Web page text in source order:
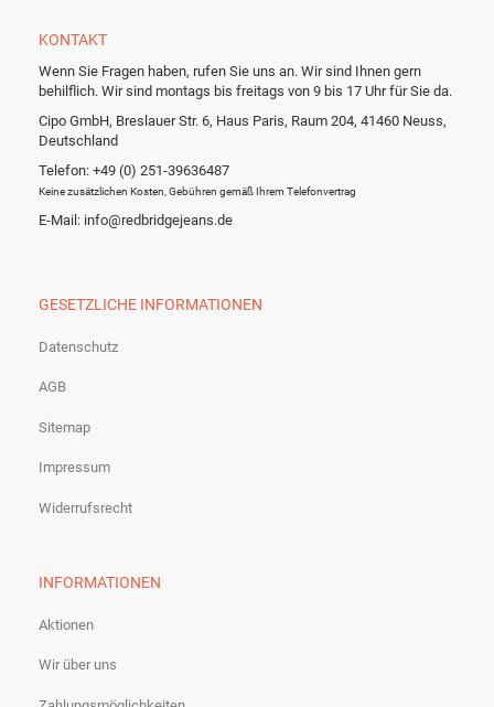
KONTAKT
Wenn Sie Fragen haben, rufen Sie uns an. Wir sind Ihnen gern
behilflich. Wir sind montags bis freitags von 9 bis 17 Uhr für Sie da.
Cipo GmbH, Breslauer Str. 6, Haus Paris, Raum 204, 41460 Neuss,
Deutschland
Telefon: +49 (0) 251-39636487
Keine zusätzlichen Kosten, Gebühren gemäß Ihrem Telefonvertrag
E-Mail: info@redbridgejeans.de
GESETZLICHE INFORMATIONEN
Datenschutz
AGB
Sitemap
Impressum
Widerrufsrecht
INFORMATIONEN
Aktionen
Wir über uns